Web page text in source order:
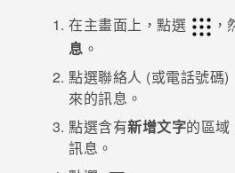
優惠專區
焦點訊息
校園專案
企業採購
銷售門市
銷售通路
支援服務
VIVELAND
在主畫面上，點選
息 。
點選聯絡人 (或電話號碼
來的訊息。
點選含有新增文字的區域
訊息。